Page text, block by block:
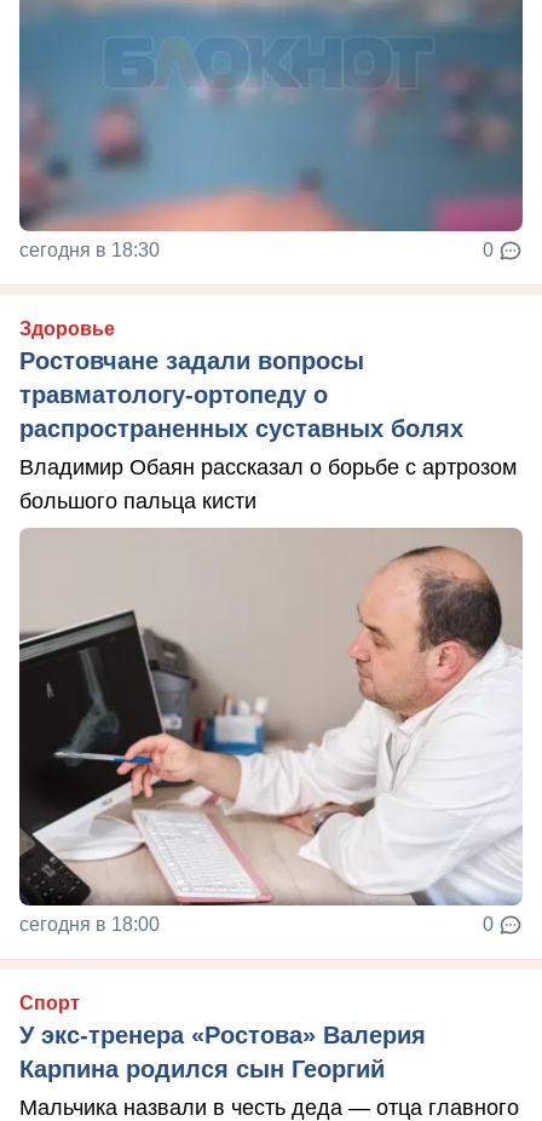
сегодня в 18:30 0
Здоровье
Ростовчане задали вопросы
травматологу-ортопеду о
распространенных суставных болях
Владимир Обаян рассказал о борьбе с артрозом
большого пальца кисти
сегодня в 18:00 0
Спорт
У экс-тренера «Ростова» Валерия
Карпина родился сын Георгий
Мальчика назвали в честь деда — отца главного